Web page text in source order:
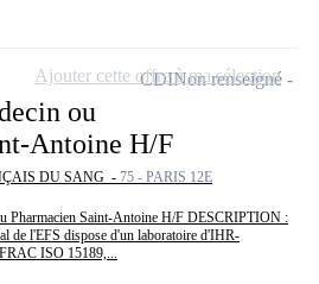
ou
Antoine H/F
DU SANG - 75 - PARIS 12E
Pharmacien Saint-Antoine H/F DESCRIPTION :
de l'EFS dispose d'un laboratoire d'IHR-
ISO 15189,...
CDINon renseigné
Ajouter cette offre à ma sélection